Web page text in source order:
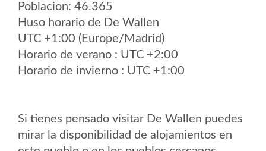
Poblacion: 46.365
Huso horario de De Wallen
UTC +1:00 (Europe/Madrid)
Horario de verano : UTC +2:00
Horario de invierno : UTC +1:00
Si tienes pensado visitar De Wallen puedes
mirar la disponibilidad de alojamientos en